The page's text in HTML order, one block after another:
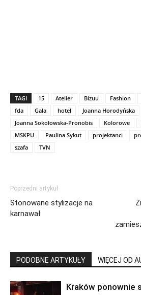
TAGI 15 Atelier Bizuu Fashion
fda
Gala hotel
Joanna Horodyńska
Joanna Sokołowska-Pronobis
Kolorowe
MSKPU
Paulina Sykut projektanci
szafa
TVN
Poprzedni artykuł
Stonowane stylizacje na
karnawał
PODOBNE ARTYKUŁY WIĘCEJ OD
Kraków ponownie